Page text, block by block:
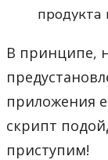
В принципе,
приложения
скрипт
приступим!